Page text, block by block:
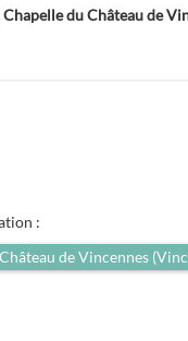
du Château de
:
de Vincennes